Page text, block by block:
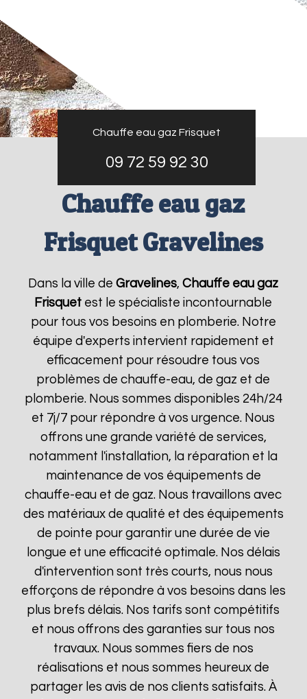
Chauffe eau gaz Frisquet
09 72 59 92 30
Chauffe eau gaz
Frisquet Gravelines
Dans la ville deGravelines,Chauffe eau gaz
Frisquet est le spécialiste incontournable
pour tous vos besoins en plomberie. Notre
équipe d'experts intervient rapidement et
efficacement pour résoudre tous vos
problèmes de chauffe-eau, de gaz et de
plomberie. Nous sommes disponibles 24h/24
et 7j/7 pour répondre à vos urgence. Nous
offrons une grande variété de services,
notamment l'installation, la réparation et la
maintenance de vos équipements de
chauffe-eau et de gaz. Nous travaillons avec
des matériaux de qualité et des équipements
de pointe pour garantir une durée de vie
longue et une efficacité optimale. Nos délais
d'intervention sont très courts, nous nous
efforçons de répondre à vos besoins dans les
plus brefs délais. Nos tarifs sont compétitifs
et nous offrons des garanties sur tous nos
travaux. Nous sommes fiers de nos
réalisations et nous sommes heureux de
partager les avis de nos clients satisfaits. À